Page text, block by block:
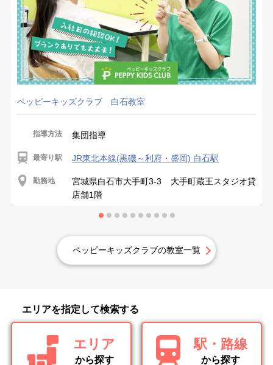
ペッピーキッズクラブ 白石教室
指導方法 集団指導
最寄り駅 JR東北本線(黒磯～利府・盛岡) 白石駅
勤務地
宮城県白石市大手町3-3 大手町蔵王スタジオ貸
店舗1階
ペッピーキッズクラブの教室一覧
エリアを指定して検索する
エリア
から探す
駅・路線
から探す